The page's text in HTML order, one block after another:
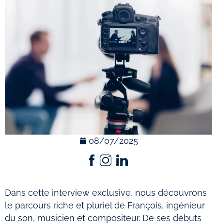
08/07/2025
Dans cette interview exclusive, nous découvrons
le parcours riche et pluriel de François, ingénieur
du son, musicien et compositeur. De ses débuts